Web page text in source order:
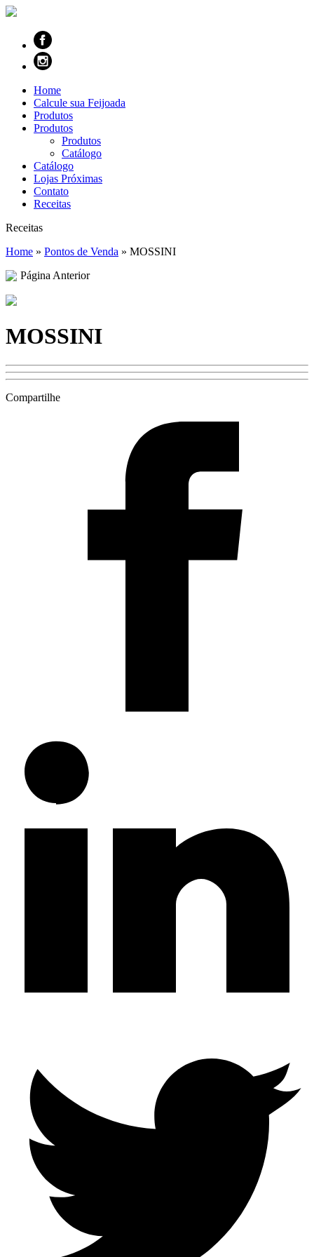
Home
Calcule sua Feijoada
Produtos
Produtos
Produtos
Catálogo
Catálogo
Lojas Próximas
Contato
Receitas
Receitas
Home » Pontos de Venda » MOSSINI
Página Anterior
MOSSINI
Compartilhe